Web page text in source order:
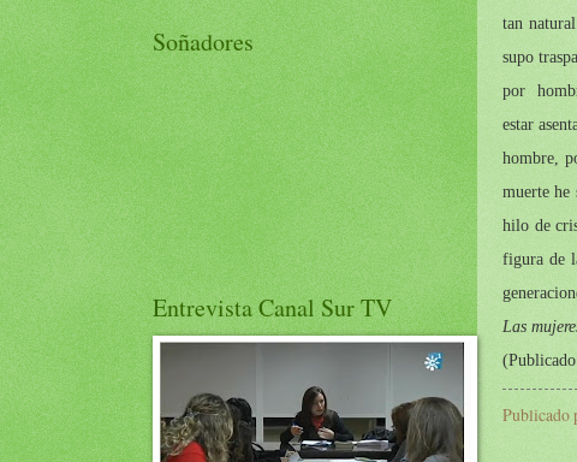
tan
supo
por
estar
hombre,
muerte he
hilo de
figura de
Las
Publicado
Soñadores
Entrevista Canal Sur TV